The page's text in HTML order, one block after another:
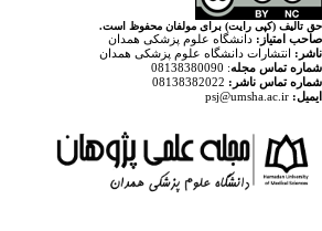
محفوظ است.
همدان
پزشکی همدان